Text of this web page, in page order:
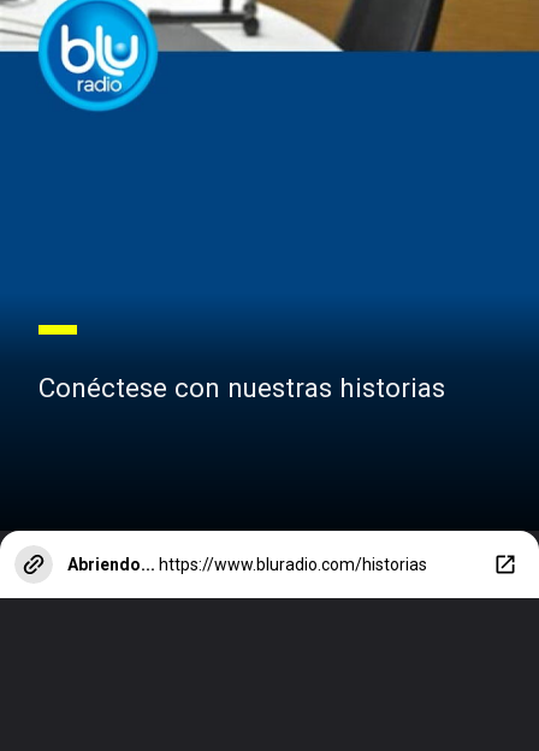
Conéctese con nuestras historias
Abriendo... https://www.bluradio.com/historias